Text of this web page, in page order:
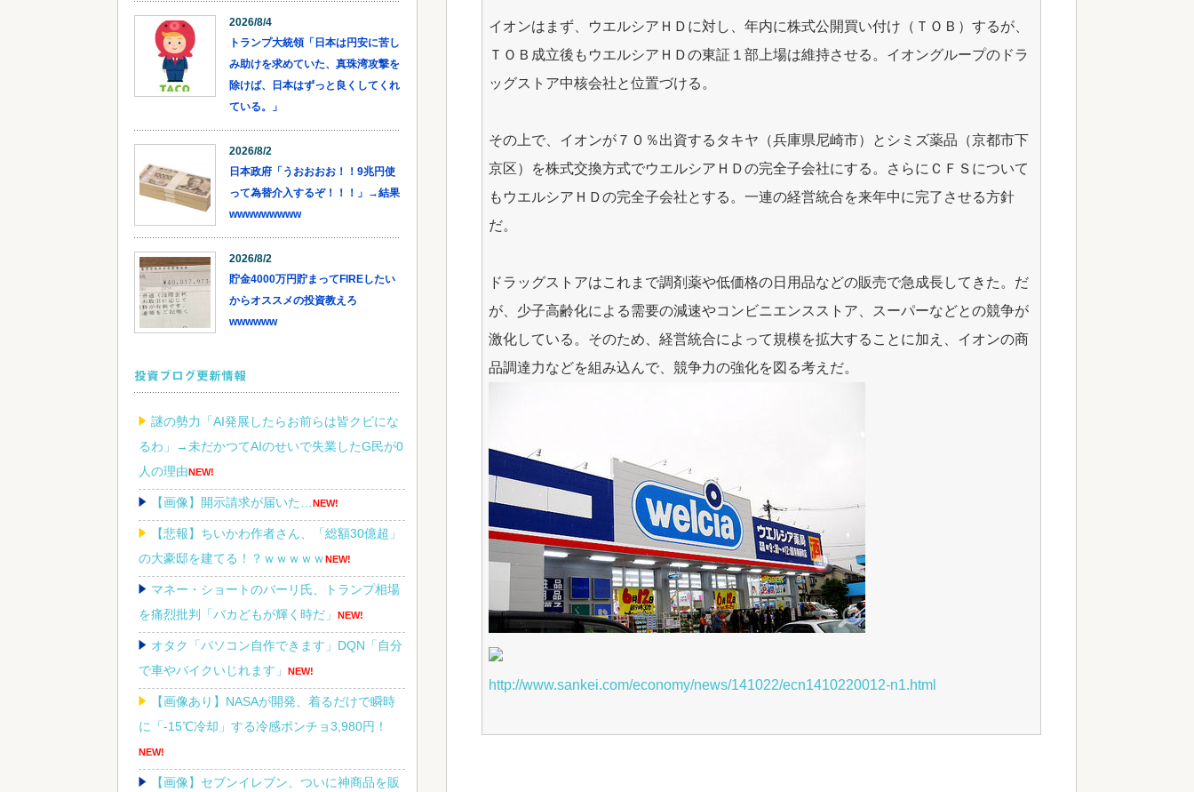
イオンはまず、ウエルシアＨＤに対し、年内に株式公開買い付け（ＴＯＢ）するが、
ＴＯＢ成立後もウエルシアＨＤの東証１部上場は維持させる。イオングループのドラ
ッグストア中核会社と位置づける。
その上で、イオンが７０％出資するタキヤ（兵庫県尼崎市）とシミズ薬品（京都市下
京区）を株式交換方式でウエルシアＨＤの完全子会社にする。さらにＣＦＳについて
もウエルシアＨＤの完全子会社とする。一連の経営統合を来年中に完了させる方針
だ。
ドラッグストアはこれまで調剤薬や低価格の日用品などの販売で急成長してきた。だ
が、少子高齢化による需要の減速やコンビニエンスストア、スーパーなどとの競争が
激化している。そのため、経営統合によって規模を拡大することに加え、イオンの商
品調達力などを組み込んで、競争力の強化を図る考えだ。
http://www.sankei.com/economy/news/141022/ecn1410220012-n1.html
2026/8/4
トランプ大統領「日本は円安に苦し
み助けを求めていた、真珠湾攻撃を
除けば、日本はずっと良くしてくれ
ている。」
2026/8/2
日本政府「うおおおお！！9兆円使
って為替介入するぞ！！！」→結果
wwwwwwwww
2026/8/2
貯金4000万円貯まってFIREしたい
からオススメの投資教えろ
wwwwww
投資ブログ更新情報
謎の勢力「AI発展したらお前らは皆クビにな
るわ」→未だかつてAIのせいで失業したG民が0
人の理由NEW!
【画像】開示請求が届いた… NEW!
【悲報】ちいかわ作者さん、「総額30億超」
の大豪邸を建てる！？ｗｗｗｗｗNEW!
マネー・ショートのバーリ氏、トランプ相場
を痛烈批判「バカどもが輝く時だ」
NEW!
オタク「パソコン自作できます」DQN「自分
で車やバイクいじれます」
NEW!
【画像あり】NASAが開発、着るだけで瞬時
に「-15℃冷却」する冷感ポンチョ3,980円！
NEW!
【画像】セブンイレブン、ついに神商品を販